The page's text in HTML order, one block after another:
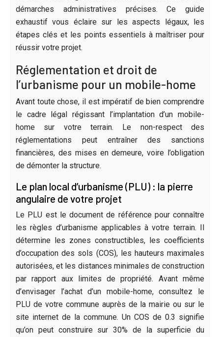
démarches administratives précises. Ce guide
exhaustif vous éclaire sur les aspects légaux, les
étapes clés et les points essentiels à maîtriser pour
réussir votre projet.
Réglementation et droit de
l’urbanisme pour un mobile-home
Avant toute chose, il est impératif de bien comprendre
le cadre légal régissant l’implantation d’un mobile-
home sur votre terrain. Le non-respect des
réglementations peut entraîner des sanctions
financières, des mises en demeure, voire l’obligation
de démonter la structure.
Le plan local d’urbanisme (PLU) : la pierre
angulaire de votre projet
Le PLU est le document de référence pour connaître
les règles d’urbanisme applicables à votre terrain. Il
détermine les zones constructibles, les coefficients
d’occupation des sols (COS), les hauteurs maximales
autorisées, et les distances minimales de construction
par rapport aux limites de propriété. Avant même
d’envisager l’achat d’un mobile-home, consultez le
PLU de votre commune auprès de la mairie ou sur le
site internet de la commune. Un COS de 0.3 signifie
qu’on peut construire sur 30% de la superficie du